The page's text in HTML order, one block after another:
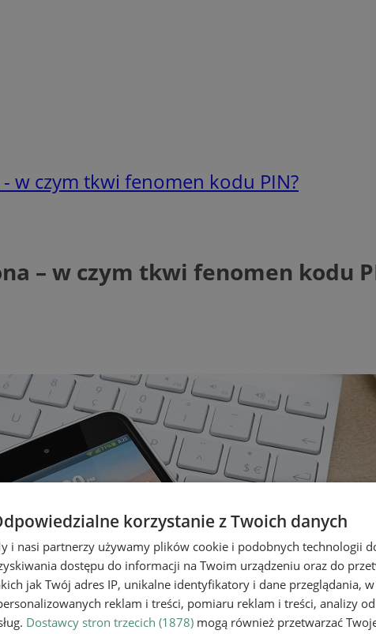
w czym tkwi fenomen kodu PIN?
– w czym tkwi fenomen kodu
korzystanie z Twoich danych
i nasi partnerzy używamy plików cookie i podobnych technologii
dostępu do informacji na Twoim urządzeniu oraz do
jak Twój adres IP, unikalne identyfikatory i dane przeglądania,
reklam i treści, pomiaru reklam i treści, analizy
Dostawcy stron trzecich (1878) mogą również przetwarzać